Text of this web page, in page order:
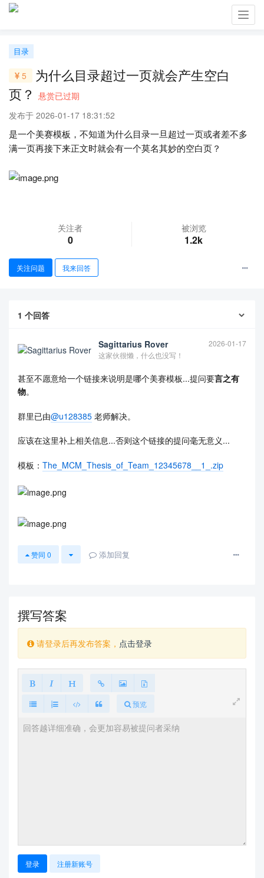
目录
5
为什么目录超过一页就会产生空白
页？ 悬赏已过期
发布于 2026-01-17 18:31:52
是一个美赛模板，不知道为什么目录一旦超过一页或者差不多
满一页再接下来正文时就会有一个莫名其妙的空白页？
关注者
0
被浏览
1.2k
关注问题 我来回答
1 个回答
Sagittarius Rover
2026-01-17
这家伙很懒，什么也没写！
甚至不愿意给一个链接来说明是哪个美赛模板...提问要言之有
物。
群里已由@u128385 老师解决。
应该在这里补上相关信息...否则这个链接的提问毫无意义...
模板： The_MCM_Thesis_of_Team_12345678__1_.zip
赞同 0 添加回复
撰写答案
请登录后再发布答案， 点击登录
预览
登录 注册新账号